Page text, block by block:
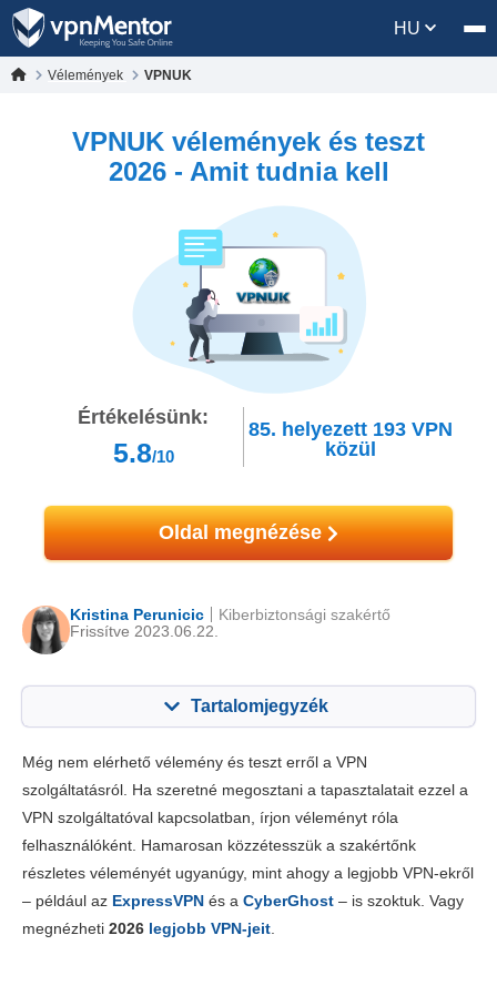
HU
Vélemények VPNUK
VPNUK vélemények és teszt
2026 - Amit tudnia kell
Értékelésünk:
5.8/10
85. helyezett 193VPN
közül
Oldal megnézése
Kristina Perunicic
Frissítve 2023.06.22.
Kiberbiztonsági szakértő
Tartalomjegyzék
Főbb jellemzők 6.4
Telepítés & appok 6.5
Megbízhatóság és támogatás 6.4
Még nem elérhető vélemény és teszt erről a VPN
szolgáltatásról. Ha szeretné megosztani a tapasztalatait ezzel a
VPN szolgáltatóval kapcsolatban, írjon véleményt róla
felhasználóként. Hamarosan közzétesszük a szakértőnk
részletes véleményét ugyanúgy, mint ahogy a legjobb VPN-ekről
– például az ExpressVPN és a CyberGhost – is szoktuk. Vagy
megnézheti 2026 legjobb VPN-jeit